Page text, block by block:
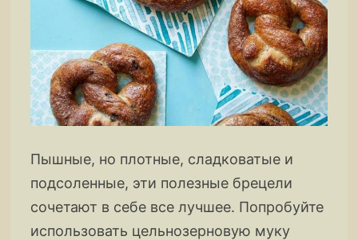
Пышные, но плотные, сладковатые и
подсоленные, эти полезные брецели
сочетают в себе все лучшее. Попробуйте
использовать цельнозерновую муку